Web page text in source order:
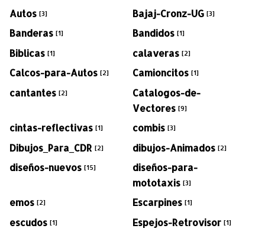
Autos [3] Bajaj-Cronz-UG [3]
Banderas [1] Bandidos [1]
Biblicas [1] calaveras [2]
Calcos-para-Autos [2] Camioncitos [1]
cantantes [2]
Catalogos-de-
Vectores [9]
cintas-reflectivas [1] combis [3]
Dibujos_Para_CDR [2] dibujos-Animados [2]
diseños-nuevos [15]
diseños-para-
mototaxis [3]
emos [2] Escarpines [1]
escudos [1] Espejos-Retrovisor [1]